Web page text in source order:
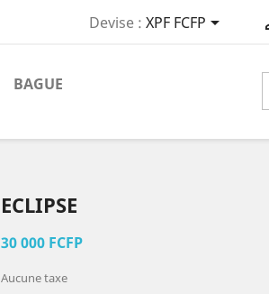
Devise : XPF FCFP
BAGUE
ECLIPSE
30 000 FCFP
Aucune taxe